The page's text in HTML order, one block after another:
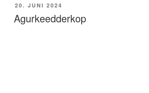
UDGIVET
DEN
20. JUNI 2024
Agurkeedderkop